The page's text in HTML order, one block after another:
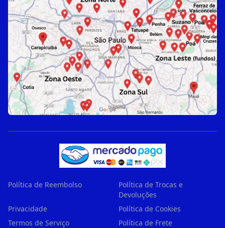
Política de Reembolso
Política de Trocas e
Devoluções
Privacidade
Política de Cookies
Termos de Serviço
Política de Frete